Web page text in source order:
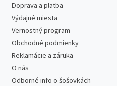
Doprava a platba
Výdajné miesta
Vernostný program
Obchodné podmienky
Reklamácie a záruka
O nás
Odborné info o šošovkách